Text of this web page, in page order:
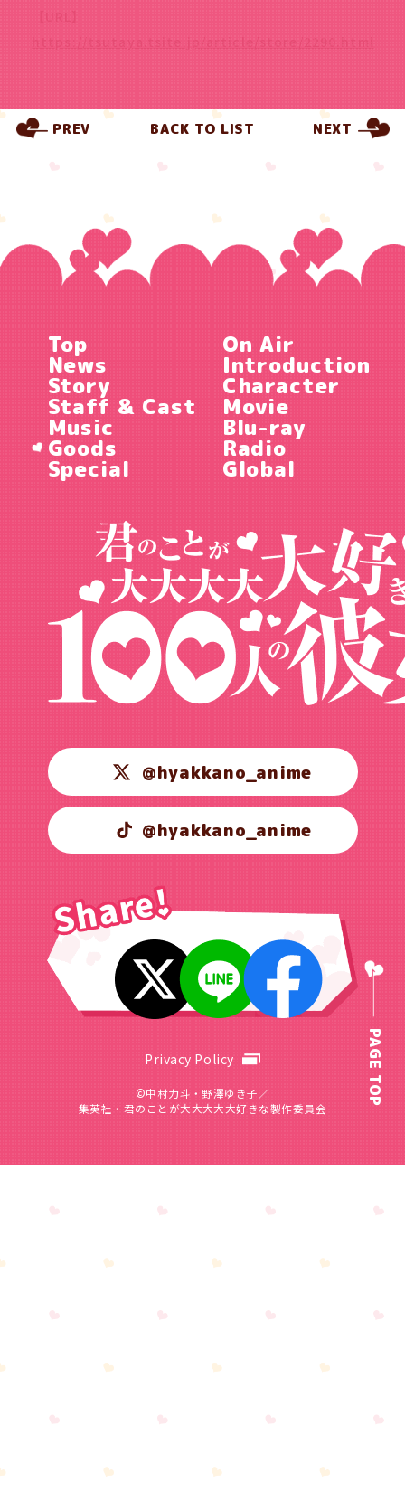
【URL】
https://tsutaya.tsite.jp/article/store/2290.html
PREV BACK TO LIST NEXT
Top On Air
News Introduction
Story Character
Staff & Cast Movie
Music Blu-ray
Goods Radio
Special Global
@hyakkano_anime
@hyakkano_anime
Privacy Policy
©中村力斗・野澤ゆき子／
集英社・君のことが大大大大大好きな製作委員会
PAGE TOP